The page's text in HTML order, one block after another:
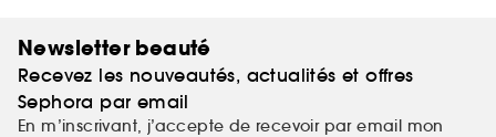
Pensez-y : des formules fruitées et cliniquement
efficaces, et des résultats éclatants.
Newsletter beauté
Recevez les nouveautés, actualités et offres
Sephora par email
En m’inscrivant, j’accepte de recevoir par email mon